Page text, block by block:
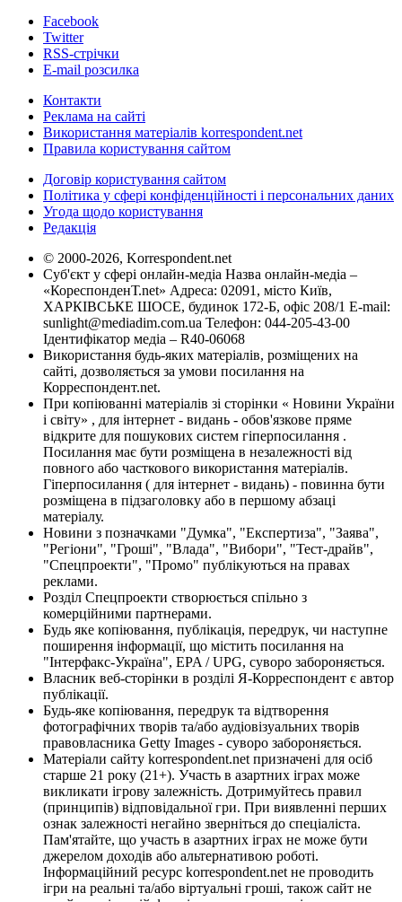
Facebook
Twitter
RSS-стрічки
E-mail розсилка
Контакти
Реклама на сайті
Використання матеріалів korrespondent.net
Правила користування сайтом
Договір користування сайтом
Політика у сфері конфіденційності і персональних даних
Угода щодо користування
Редакція
© 2000-2026, Korrespondent.net
Суб'єкт у сфері онлайн-медіа Назва онлайн-медіа –
«КореспонденТ.net» Адреса: 02091, місто Київ,
ХАРКІВСЬКЕ ШОСЕ, будинок 172-Б, офіс 208/1 E-mail:
sunlight@mediadim.com.ua Телефон: 044-205-43-00
Ідентифікатор медіа – R40-06068
Використання будь-яких матеріалів, розміщених на
сайті, дозволяється за умови посилання на
Корреспондент.net.
При копіюванні матеріалів зі сторінки « Новини України
і світу» , для інтернет - видань - обов'язкове пряме
відкрите для пошукових систем гіперпосилання .
Посилання має бути розміщена в незалежності від
повного або часткового використання матеріалів.
Гіперпосилання ( для інтернет - видань) - повинна бути
розміщена в підзаголовку або в першому абзаці
матеріалу.
Новини з позначками "Думка", "Експертиза", "Заява",
"Регіони", "Гроші", "Влада", "Вибори", "Тест-драйв",
"Спецпроекти", "Промо" публікуються на правах
реклами.
Розділ Спецпроекти створюється спільно з
комерційними партнерами.
Будь яке копіювання, публікація, передрук, чи наступне
поширення інформації, що містить посилання на
"Інтерфакс-Україна", EPA / UPG, суворо забороняється.
Власник веб-сторінки в розділі Я-Корреспондент є автор
публікації.
Будь-яке копіювання, передрук та відтворення
фотографічних творів та/або аудіовізуальних творів
правовласника Getty Images - суворо забороняється.
Матеріали сайту korrespondent.net призначені для осіб
старше 21 року (21+). Участь в азартних іграх може
викликати ігрову залежність. Дотримуйтесь правил
(принципів) відповідальної гри. При виявленні перших
ознак залежності негайно зверніться до спеціаліста.
Пам'ятайте, що участь в азартних іграх не може бути
джерелом доходів або альтернативою роботі.
Інформаційний ресурс korrespondent.net не проводить
ігри на реальні та/або віртуальні гроші, також сайт не